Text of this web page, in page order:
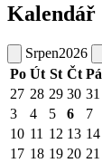
Kalendář
Srpen2026
Po Út St Čt Pá
27 28 29 30 31
3
4 5 6 7
10 11 12 13 14
17 18 19 20 21